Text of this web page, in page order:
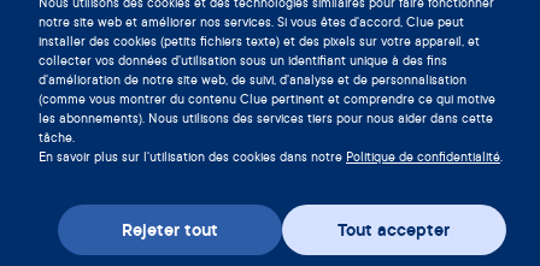
notre site web et améliorer nos services. Si vous êtes d'accord, Clue peut
installer des cookies (petits fichiers texte) et des pixels sur votre appareil, et
collecter vos données d'utilisation sous un identifiant unique à des fins
d'amélioration de notre site web, de suivi, d'analyse et de personnalisation
(comme vous montrer du contenu Clue pertinent et comprendre ce qui motive
les abonnements). Nous utilisons des services tiers pour nous aider dans cette
tâche.
En savoir plus sur l'utilisation des cookies dans notre Politique de confidentialité.
Tout accepter
Rejeter toutUtiliser coupon Clue Plus